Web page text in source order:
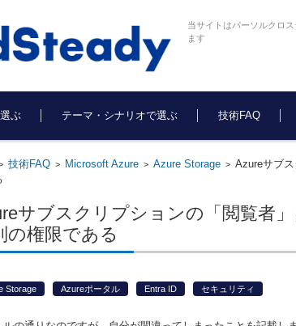
当サイトはパーソルクロ
ます
ぶ テーマ・シナリオで選ぶ 技術FAQ
技術FAQ> Microsoft Azure> Azure Storage> Azureサブ
サブスクリプションの「閲覧者
の権限である
Storage Azureポータル Entra ID セキュリティ